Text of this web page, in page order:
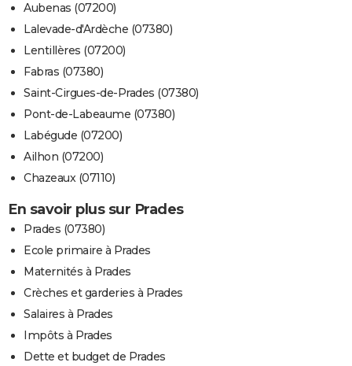
Aubenas (07200)
Lalevade-d'Ardèche (07380)
Lentillères (07200)
Fabras (07380)
Saint-Cirgues-de-Prades (07380)
Pont-de-Labeaume (07380)
Labégude (07200)
Ailhon (07200)
Chazeaux (07110)
En savoir plus sur Prades
Prades (07380)
Ecole primaire à Prades
Maternités à Prades
Crèches et garderies à Prades
Salaires à Prades
Impôts à Prades
Dette et budget de Prades